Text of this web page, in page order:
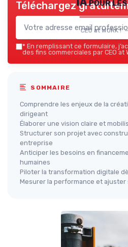
CEO at WORK !
Téléchargez
* En remplissant ce formulaire,
des fins commerciales par CEO at
SOMMAIRE
Comprendre les enjeux de la
dirigeant
Élaborer une vision claire et
Structurer son projet avec
entreprise
Anticiper les besoins en
humaines
Piloter la transformation digitale
Mesurer la performance et ajuster